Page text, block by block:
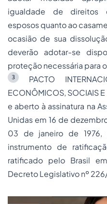
igualdade de direitos
esposos quanto ao
ocasião de sua
deverão adotar-se
proteção necessária para
3
PACTO
ECONÔMICOS, SOCIAIS
e aberto à assinatura na
Unidas em 16 de
03 de janeiro de
instrumento de
ratificado pelo Brasil
Decreto Legislativo nº